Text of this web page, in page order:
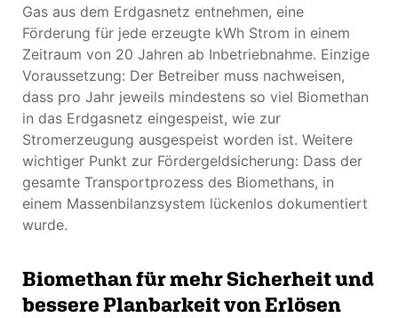
Gas aus dem Erdgasnetz entnehmen, eine
Förderung für jede erzeugte kWh Strom in einem
Zeitraum von 20 Jahren ab Inbetriebnahme. Einzige
Voraussetzung: Der Betreiber muss nachweisen,
dass pro Jahr jeweils mindestens so viel Biomethan
in das Erdgasnetz eingespeist, wie zur
Stromerzeugung ausgespeist worden ist. Weitere
wichtiger Punkt zur Fördergeldsicherung: Dass der
gesamte Transportprozess des Biomethans, in
einem Massenbilanzsystem lückenlos dokumentiert
wurde.
Biomethan für mehr Sicherheit und
bessere Planbarkeit von Erlösen